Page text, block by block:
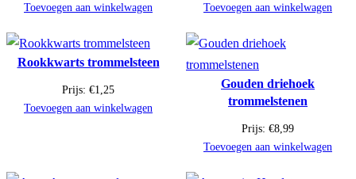
Toevoegen aan winkelwagen
Toevoegen aan winkelwagen
Rookkwarts trommelsteen
Prijs: €1,25
Toevoegen aan winkelwagen
Gouden driehoek
trommelstenen
Prijs: €8,99
Toevoegen aan winkelwagen